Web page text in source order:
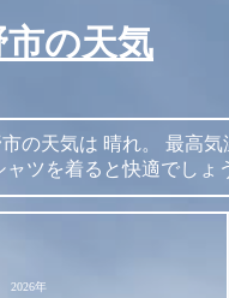
の天気
の天気は 晴れ。 最高気
ツを着ると快適でしょ
2026年